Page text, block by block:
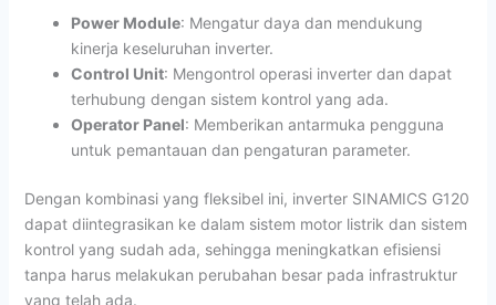
Power Module: Mengatur daya dan mendukung
kinerja keseluruhan inverter.
Control Unit: Mengontrol operasi inverter dan dapat
terhubung dengan sistem kontrol yang ada.
Operator Panel: Memberikan antarmuka pengguna
untuk pemantauan dan pengaturan parameter.
Dengan kombinasi yang fleksibel ini, inverter SINAMICS G120
dapat diintegrasikan ke dalam sistem motor listrik dan sistem
kontrol yang sudah ada, sehingga meningkatkan efisiensi
tanpa harus melakukan perubahan besar pada infrastruktur
yang telah ada.